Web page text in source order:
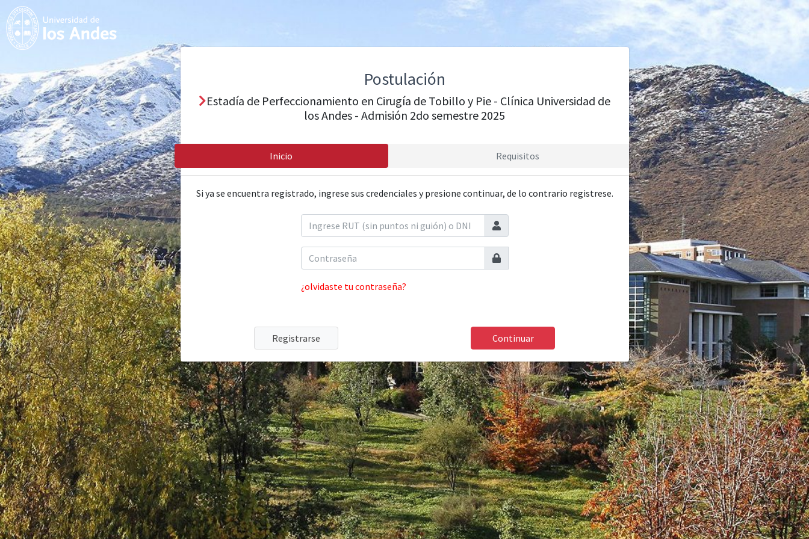
Postulación
Estadía de Perfeccionamiento en Cirugía de Tobillo y Pie - Clínica Universidad de
los Andes - Admisión 2do semestre 2025
Inicio Requisitos
Si ya se encuentra registrado, ingrese sus credenciales y presione continuar, de lo contrario registrese.
¿olvidaste tu contraseña?
Registrarse Continuar